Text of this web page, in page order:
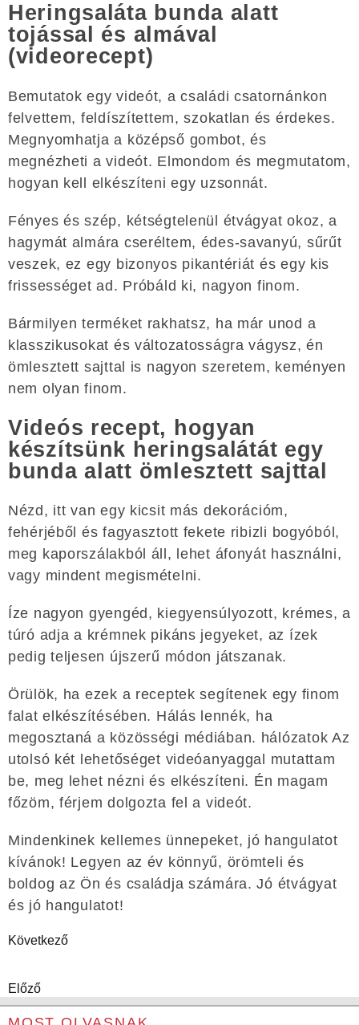
Heringsaláta bunda alatt
tojással és almával
(videorecept)
Bemutatok egy videót, a családi csatornánkon
felvettem, feldíszítettem, szokatlan és érdekes.
Megnyomhatja a középső gombot, és
megnézheti a videót. Elmondom és megmutatom,
hogyan kell elkészíteni egy uzsonnát.
Fényes és szép, kétségtelenül étvágyat okoz, a
hagymát almára cseréltem, édes-savanyú, sűrűt
veszek, ez egy bizonyos pikantériát és egy kis
frissességet ad. Próbáld ki, nagyon finom.
Bármilyen terméket rakhatsz, ha már unod a
klasszikusokat és változatosságra vágysz, én
ömlesztett sajttal is nagyon szeretem, keményen
nem olyan finom.
Videós recept, hogyan
készítsünk heringsalátát egy
bunda alatt ömlesztett sajttal
Nézd, itt van egy kicsit más dekorációm,
fehérjéből és fagyasztott fekete ribizli bogyóból,
meg kaporszálakból áll, lehet áfonyát használni,
vagy mindent megismételni.
Íze nagyon gyengéd, kiegyensúlyozott, krémes, a
túró adja a krémnek pikáns jegyeket, az ízek
pedig teljesen újszerű módon játszanak.
Örülök, ha ezek a receptek segítenek egy finom
falat elkészítésében. Hálás lennék, ha
megosztaná a közösségi médiában. hálózatok Az
utolsó két lehetőséget videóanyaggal mutattam
be, meg lehet nézni és elkészíteni. Én magam
főzöm, férjem dolgozta fel a videót.
Mindenkinek kellemes ünnepeket, jó hangulatot
kívánok! Legyen az év könnyű, örömteli és
boldog az Ön és családja számára. Jó étvágyat
és jó hangulatot!
Következő
Előző